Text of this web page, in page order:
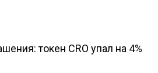
токен CRO упал на 4%